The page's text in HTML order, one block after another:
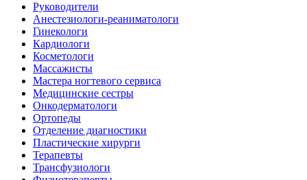
Руководители
Анестезиологи-реаниматологи
Гинекологи
Кардиологи
Косметологи
Массажисты
Мастера ногтевого сервиса
Медицинские сестры
Онкодерматологи
Ортопеды
Отделение диагностики
Пластические хирурги
Терапевты
Трансфузиологи